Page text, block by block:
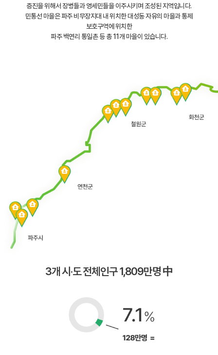
증진을 위해서 장병들과 영세민들을 이주시키며 조성된 지역입니다.
민통선 마을은 파주 비무장지대 내 위치한 대성동 자유의 마을과 통제
보호구역에 위치한
파주 백연리 통일촌 등 총 11개 마을이 있습니다.
3개 시·도 전체인구 1,809만명 中